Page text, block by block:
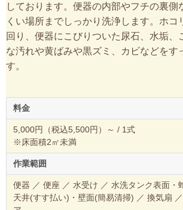
しております。便器の内部やフチの裏側
くい場所までしっかり洗浄します。ホコ
回り、便器にこびりついた尿石、水垢、
な汚れや黄ばみや黒ズミ、カビなどをす
す。
料金
5,000円（税込5,500円）～ / 1式
※床面積2㎡未満
作業範囲
便器 ／ 便座 ／ 水受け ／ 水洗タンク表面・
天井(すす払い)・壁面(簡易清掃) ／ 換気扇